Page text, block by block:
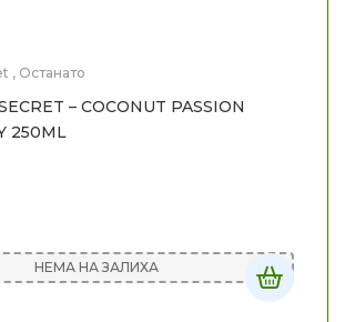
, Останато
– COCONUT PASSION
250ML
НЕМА НА ЗАЛИХА